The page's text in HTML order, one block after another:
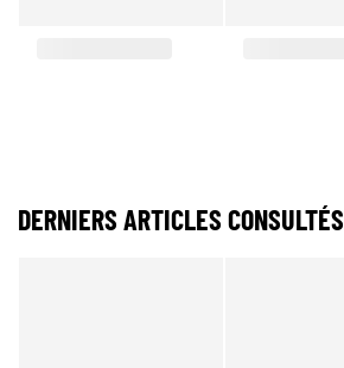
DERNIERS ARTICLES CONSULTÉS